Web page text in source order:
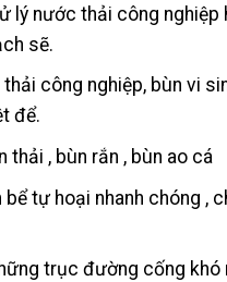
lý nước thải công nghiệp
sẽ.
công nghiệp, bùn vi
để.
thải , bùn rắn , bùn ao cá
bể tự hoại nhanh chóng ,
trục đường cống khó